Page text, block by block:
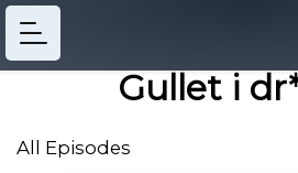
Gullet i
All Episodes